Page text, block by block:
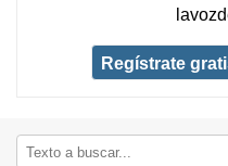
Regístrate